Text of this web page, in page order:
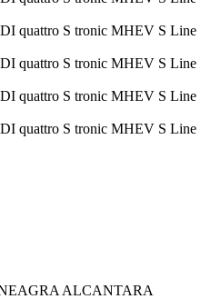
NEAGRA ALCANTARA